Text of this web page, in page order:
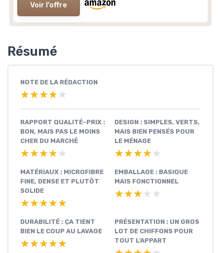
Voir l'offre
Résumé
NOTE DE LA RÉDACTION
★★★★★
★★★★★
RAPPORT QUALITÉ-PRIX :
BON, MAIS PAS LE MOINS
CHER DU MARCHÉ
★★★★★
★★★★★
DESIGN : SIMPLES, VERTS,
MAIS BIEN PENSÉS POUR
LE MÉNAGE
★★★★★
★★★★★
MATÉRIAUX : MICROFIBRE
FINE, DENSE ET PLUTÔT
SOLIDE
★★★★★
★★★★★
EMBALLAGE : BASIQUE
MAIS FONCTIONNEL
★★★★★
★★★★★
DURABILITÉ : ÇA TIENT
BIEN LE COUP AU LAVAGE
★★★★★
★★★★★
PRÉSENTATION : UN GROS
LOT DE CHIFFONS POUR
TOUT L’APPART